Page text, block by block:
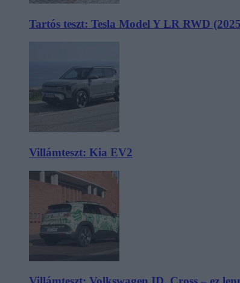
Tartós teszt: Tesla Model Y LR RWD
Villámteszt: Kia EV2